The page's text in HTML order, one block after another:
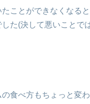
ことができなくなる
した(決して悪いことで
食べ方もちょっと変